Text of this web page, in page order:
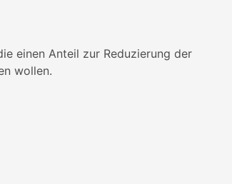
einen Anteil zur Reduzierung der
wollen.